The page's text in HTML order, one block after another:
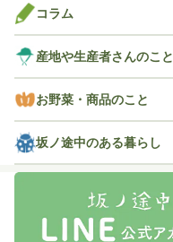
コラム
産地や生産者さんのこと
お野菜・商品のこと
坂ノ途中のある暮らし